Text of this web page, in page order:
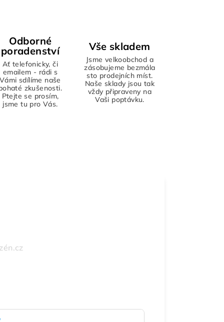
Odborné
poradenství
Ať telefonicky, či
emailem - rádi s
Vámi sdílíme naše
zkušenosti.
Ptejte se prosím,
jsme tu pro Vás.
Vše skladem
Jsme velkoobchod a
zásobujeme bezmála
sto prodejních míst.
Naše sklady jsou tak
vždy připraveny na
Vaši poptávku.